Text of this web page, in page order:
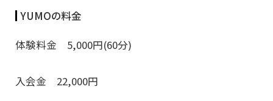
YUMOの料金
体験料金 5,000円(60分)
入会金 22,000円